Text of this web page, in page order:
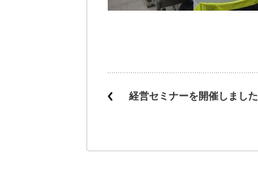
経営セミナーを開催しました